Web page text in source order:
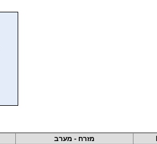
מזרח - מערב